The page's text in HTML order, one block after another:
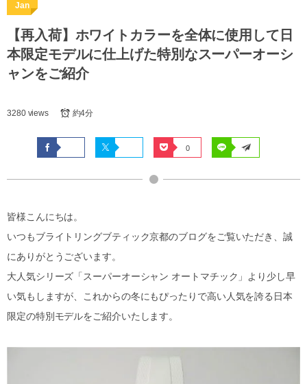
Jan
【再入荷】ホワイトカラーを全体に使用して日
本限定モデルに仕上げた特別なスーパーオーシ
ャンをご紹介
3280 views 約4分
0
皆様こんにちは。
いつもブライトリングブティック京都のブログをご覧いただき、誠
にありがとうございます。
大人気シリーズ「スーパーオーシャン オートマチック」より少し早
い気もしますが、これからの冬にもぴったりで高い人気を誇る日本
限定の特別モデルをご紹介いたします。